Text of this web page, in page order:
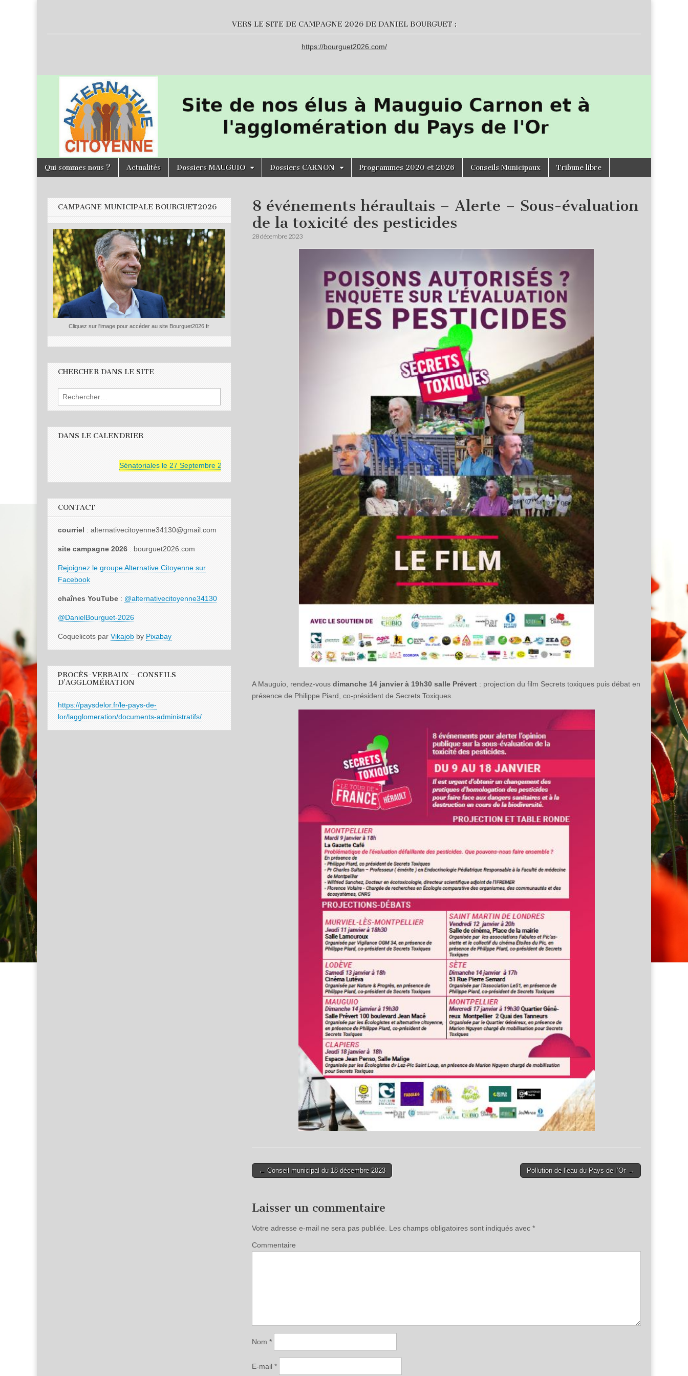
L'Alternative VERS LE SITE DE CAMPAGNE 2026 DE DANIEL BOURGUET :
https://bourguet2026.com/
Main menu
Skip to content
Qui sommes nous ? Actualités Dossiers MAUGUIO Dossiers CARNON Programmes 2020 et 2026 Conseils Municipaux Tribune libre
8 événements héraultais – Alerte – Sous-évaluation
de la toxicité des pesticides
28 décembre 2023
A Mauguio, rendez-vousdimanche 14 janvier à 19h30 salle Prévert : projection du film Secrets toxiques puis débat en
présence de Philippe Piard, co-président de Secrets Toxiques.
Post navigation
← Conseil municipal du 18 décembre 2023 Pollution de l’eau du Pays de l’Or →
Laisser un commentaire
Votre adresse e-mail ne sera pas publiée. Les champs obligatoires sont indiqués avec*
Commentaire
Nom*
E-mail*
CAMPAGNE MUNICIPALE BOURGUET2026
Cliquez sur l'image pour accéder au site Bourguet2026.fr
CHERCHER DANS LE SITE
Rechercher :
DANS LE CALENDRIER
Sénatoriales le 27 Septembre 2026
CONTACT
courriel : alternativecitoyenne34130@gmail.com
site campagne 2026 : bourguet2026.com
Rejoignez le groupe Alternative Citoyenne sur
Facebook
chaînes YouTube : @alternativecitoyenne34130
@DanielBourguet-2026
Coquelicots par Vikajob by Pixabay
PROCÈS-VERBAUX – CONSEILS
D’AGGLOMÉRATION
https://paysdelor.fr/le-pays-de-
lor/lagglomeration/documents-administratifs/